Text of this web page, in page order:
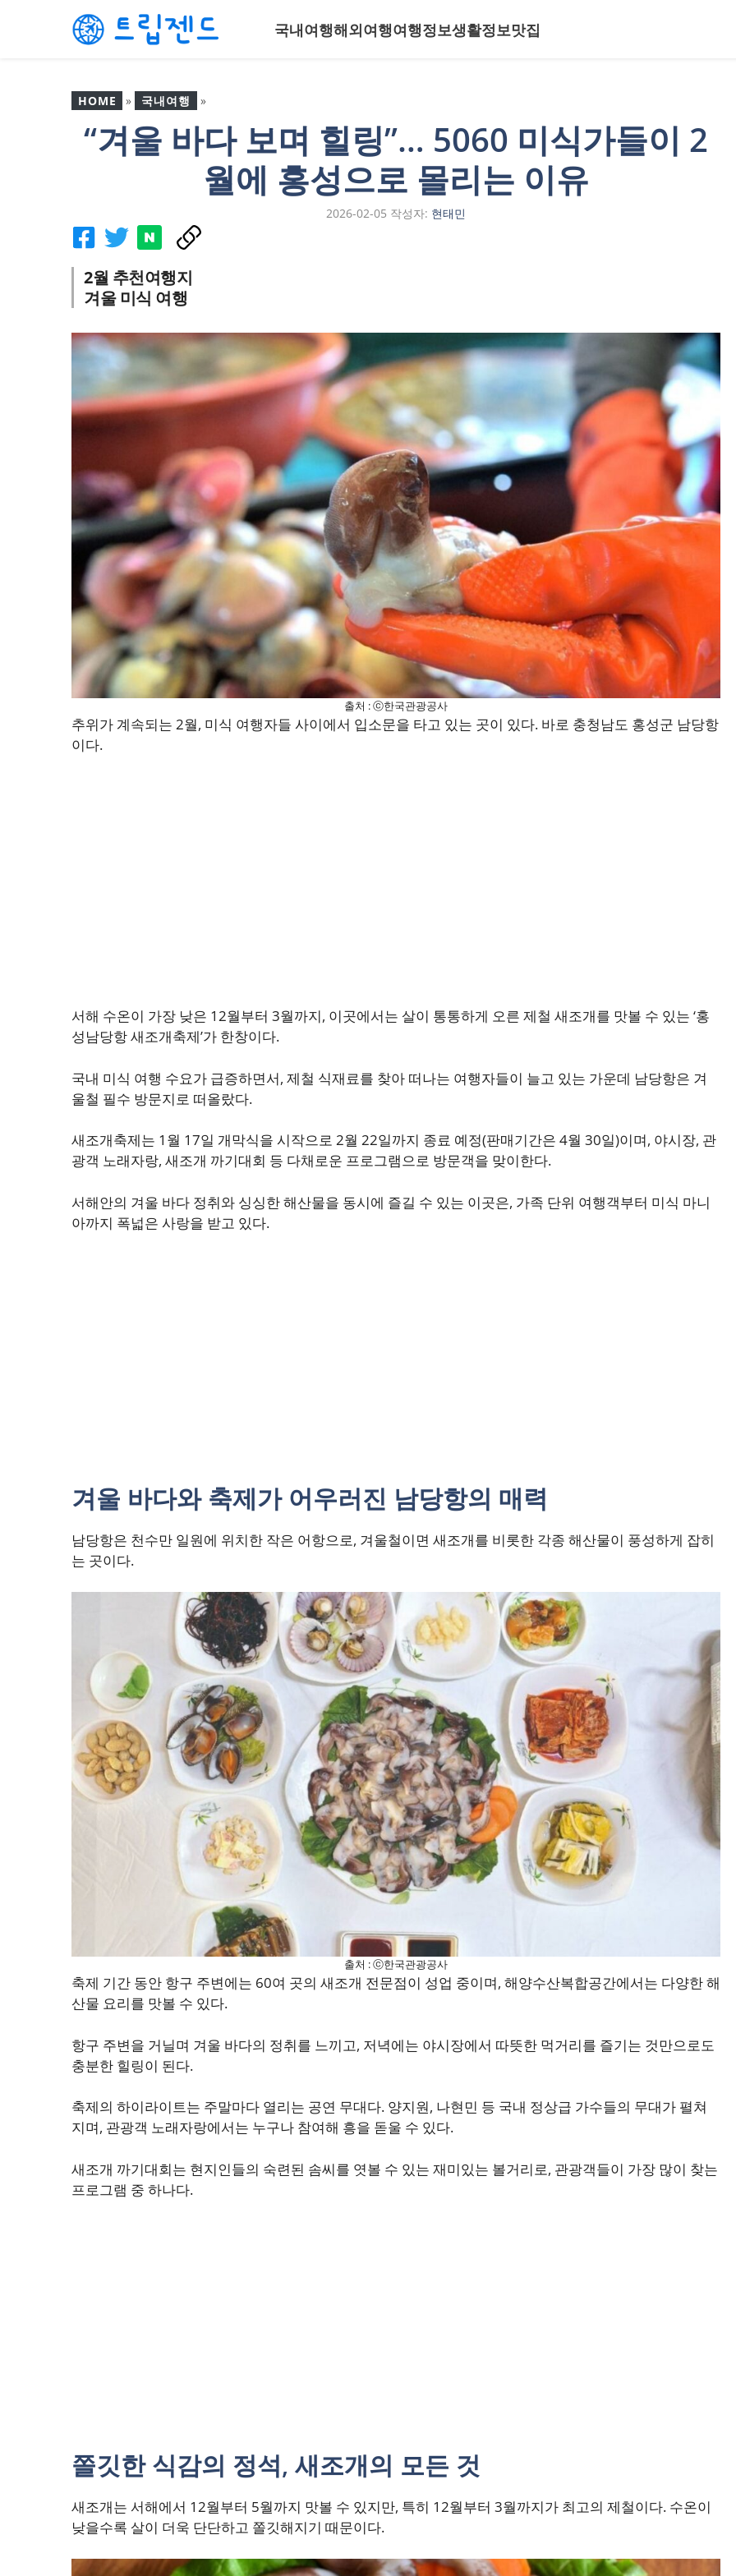
국내여행해외여행여행정보생활정보맛집
HOME » 국내여행 »
“겨울 바다 보며 힐링”…
5060 미식가들이 2월에 홍
“겨울 바다 보며 힐링”… 5060 미식가들이 2
월에 홍성으로 몰리는 이유
2026-02-05 작성자: 현태민
2월 추천여행지
겨울 미식 여행
출처 : ⓒ한국관광공사
추위가 계속되는 2월, 미식 여행자들 사이에서 입소문을 타고 있는 곳이 있다. 바로 충청남도 홍성군 남당항
이다.
서해 수온이 가장 낮은 12월부터 3월까지, 이곳에서는 살이 통통하게 오른 제철 새조개를 맛볼 수 있는 ‘홍
성남당항 새조개축제’가 한창이다.
국내 미식 여행 수요가 급증하면서, 제철 식재료를 찾아 떠나는 여행자들이 늘고 있는 가운데 남당항은 겨
울철 필수 방문지로 떠올랐다.
새조개축제는 1월 17일 개막식을 시작으로 2월 22일까지 종료 예정(판매기간은 4월 30일)이며, 야시장, 관
광객 노래자랑, 새조개 까기대회 등 다채로운 프로그램으로 방문객을 맞이한다.
서해안의 겨울 바다 정취와 싱싱한 해산물을 동시에 즐길 수 있는 이곳은, 가족 단위 여행객부터 미식 마니
아까지 폭넓은 사랑을 받고 있다.
겨울 바다와 축제가 어우러진 남당항의 매력
남당항은 천수만 일원에 위치한 작은 어항으로, 겨울철이면 새조개를 비롯한 각종 해산물이 풍성하게 잡히
는 곳이다.
출처 : ⓒ한국관광공사
축제 기간 동안 항구 주변에는 60여 곳의 새조개 전문점이 성업 중이며, 해양수산복합공간에서는 다양한 해
산물 요리를 맛볼 수 있다.
항구 주변을 거닐며 겨울 바다의 정취를 느끼고, 저녁에는 야시장에서 따뜻한 먹거리를 즐기는 것만으로도
충분한 힐링이 된다.
축제의 하이라이트는 주말마다 열리는 공연 무대다. 양지원, 나현민 등 국내 정상급 가수들의 무대가 펼쳐
지며, 관광객 노래자랑에서는 누구나 참여해 흥을 돋울 수 있다.
새조개 까기대회는 현지인들의 숙련된 솜씨를 엿볼 수 있는 재미있는 볼거리로, 관광객들이 가장 많이 찾는
프로그램 중 하나다.
쫄깃한 식감의 정석, 새조개의 모든 것
새조개는 서해에서 12월부터 5월까지 맛볼 수 있지만, 특히 12월부터 3월까지가 최고의 제철이다. 수온이
낮을수록 살이 더욱 단단하고 쫄깃해지기 때문이다.